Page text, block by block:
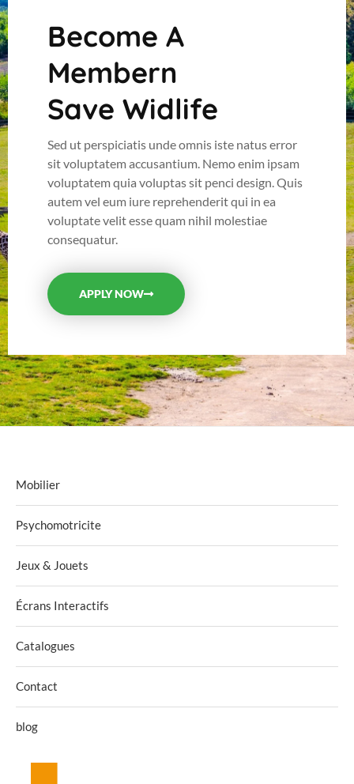
Become A
Membern
Save Widlife
Sed ut perspiciatis unde omnis iste natus error
sit voluptatem accusantium. Nemo enim ipsam
voluptatem quia voluptas sit penci design. Quis
autem vel eum iure reprehenderit qui in ea
voluptate velit esse quam nihil molestiae
consequatur.
APPLY NOW
Mobilier
Psychomotricite
Jeux & Jouets
Écrans Interactifs
Catalogues
Contact
blog